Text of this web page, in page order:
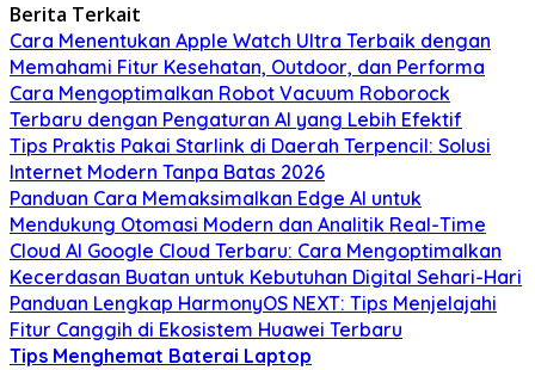
Berita Terkait
Cara Menentukan Apple Watch Ultra Terbaik dengan
Memahami Fitur Kesehatan, Outdoor, dan Performa
Cara Mengoptimalkan Robot Vacuum Roborock
Terbaru dengan Pengaturan AI yang Lebih Efektif
Tips Praktis Pakai Starlink di Daerah Terpencil: Solusi
Internet Modern Tanpa Batas 2026
Panduan Cara Memaksimalkan Edge AI untuk
Mendukung Otomasi Modern dan Analitik Real-Time
Cloud AI Google Cloud Terbaru: Cara Mengoptimalkan
Kecerdasan Buatan untuk Kebutuhan Digital Sehari-Hari
Panduan Lengkap HarmonyOS NEXT: Tips Menjelajahi
Fitur Canggih di Ekosistem Huawei Terbaru
Tips Menghemat Baterai Laptop